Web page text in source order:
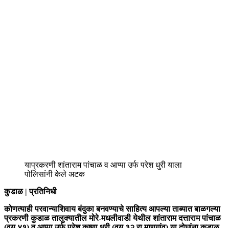
याप्रकरणी शांताराम पांचाळ व आप्पा उर्फ परेश धुरी याला
पोलिसांनी केले अटक
कुडाळ | प्रतिनिधी
कोणत्याही परवान्याशिवाय बंदुका बनवण्याचे साहित्य आपल्या ताब्यात बाळगल्या
प्रकरणी कुडाळ तालुक्यातील मोरे-मधलीवाडी येथील शांताराम दत्ताराम पांचाळ